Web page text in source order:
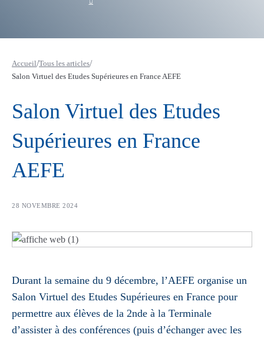
Accueil/Tous les articles/
Salon Virtuel des Etudes Supérieures en France AEFE
Salon Virtuel des Etudes
Supérieures en France
AEFE
28 NOVEMBRE 2024
Durant la semaine du 9 décembre, l’AEFE organise un
Salon Virtuel des Etudes Supérieures en France pour
permettre aux élèves de la 2nde à la Terminale
d’assister à des conférences (puis d’échanger avec les